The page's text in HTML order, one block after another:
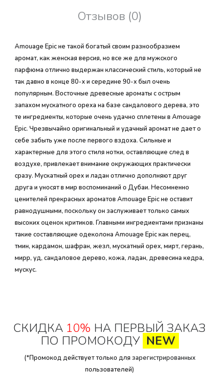
Отзывов (0)
Amouage Epic не такой богатый своим разнообразием
аромат, как женская версия, но все же для мужского
парфюма отлично выдержан классический стиль, который не
так давно в конце 80-х и середине 90-х был очень
популярным. Восточные древесные ароматы с острым
запахом мускатного ореха на базе сандалового дерева, это
те ингредиенты, которые очень удачно сплетены в Amouage
Epic. Чрезвычайно оригинальный и удачный аромат не дает о
себе забыть уже после первого вздоха. Сильные и
характерные для этого стиля нотки, оставляющие след в
воздухе, привлекает внимание окружающих практически
сразу. Мускатный орех и ладан отлично дополняют друг
друга и уносят в мир воспоминаний о Дубаи. Несомненно
ценителей прекрасных ароматов Amouage Epic не оставит
равнодушными, поскольку он заслуживает только самых
высоких оценок критиков. Главными ингредиентами признаны
такие составляющие одеколона Amouage Epic как перец,
тмин, кардамон, шафран, жезл, мускатный орех, мирт, герань,
мирр, уд, сандаловое дерево, кожа, ладан, древесина кедра,
мускус.
СКИДКА 10% НА ПЕРВЫЙ ЗАКАЗ
ПО ПРОМОКОДУ NEW
(*Промокод действует только для зарегистрированных
пользователей)